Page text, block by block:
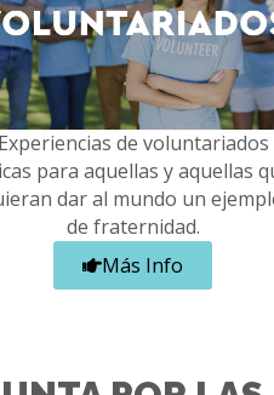
Experiencias de voluntariados
para aquellas y aquellas
dar al mundo un
de fraternidad.
Más Info